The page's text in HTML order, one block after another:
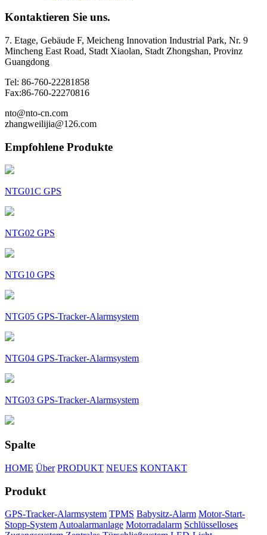
Kontaktieren Sie uns.
7. Etage, Gebäude F, Meicheng Innovation Industrial Park, Nr. 9
Mincheng East Road, Stadt Xiaolan, Stadt Zhongshan, Provinz
Guangdong
Tel: 86-760-22281858
Fax:86-760-22270816
nto@nto-cn.com
zhangweilijia@126.com
Empfohlene Produkte
NTG01C GPS
NTG02 GPS
NTG10 GPS
NTG05 GPS-Tracker-Alarmsystem
NTG04 GPS-Tracker-Alarmsystem
NTG03 GPS-Tracker-Alarmsystem
Spalte
HOME Über PRODUKT NEUES KONTAKT
Produkt
GPS-Tracker-Alarmsystem TPMS Babysitz-Alarm Motor-Start-
Stopp-System Autoalarmanlage Motorradalarm Schlüsselloses